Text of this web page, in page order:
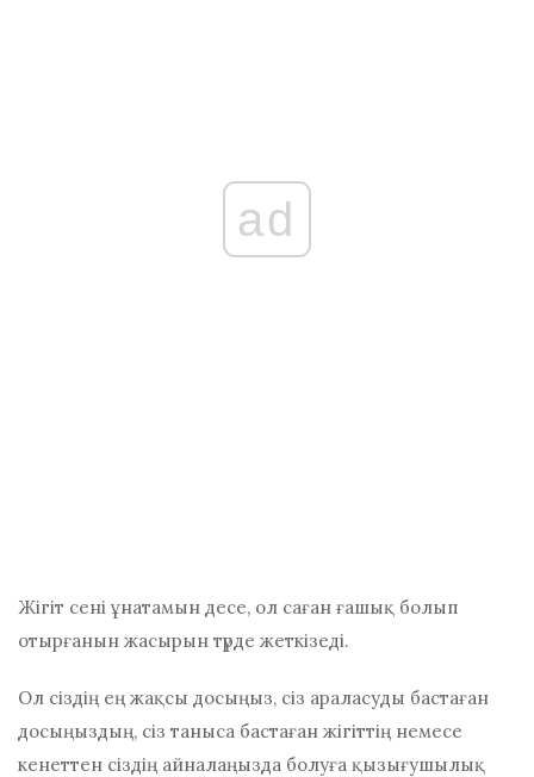
ad
Жігіт сені ұнатамын десе, ол саған ғашық болып
отырғанын жасырын түрде жеткізеді.
Ол сіздің ең жақсы досыңыз, сіз араласуды бастаған
досыңыздың, сіз таныса бастаған жігіттің немесе
кенеттен сіздің айналаңызда болуға қызығушылық